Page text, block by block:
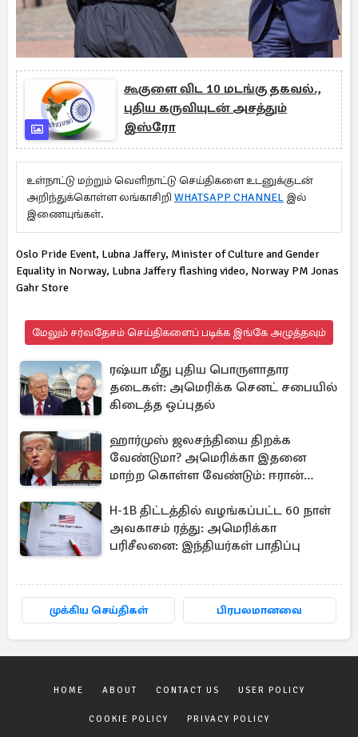
கூகுளை விட 10 மடங்கு தகவல்.,
புதிய கருவியுடன் அசத்தும்
இஸ்ரோ
உள்நாட்டு மற்றும் வெளிநாட்டு செய்திகளை உடனுக்குடன்
அறிந்துக்கொள்ள லங்காசிறி WHATSAPP CHANNEL இல்
இணையுங்கள்.
Oslo Pride Event, Lubna Jaffery, Minister of Culture and Gender
Equality in Norway, Lubna Jaffery flashing video, Norway PM Jonas
Gahr Store
மேலும் சர்வதேசம் செய்திகளைப் படிக்க இங்கே அழுத்தவும்
ரஷ்யா மீது புதிய பொருளாதார
தடைகள்: அமெரிக்க செனட் சபையில்
கிடைத்த ஒப்புதல்
ஹார்முஸ் ஜலசந்தியை திறக்க
வேண்டுமா? அமெரிக்கா இதனை
மாற்ற கொள்ள வேண்டும்: ஈரான்
H-1B திட்டத்தில் வழங்கப்பட்ட 60 நாள்
அவகாசம் ரத்து: அமெரிக்கா
பரிசீலனை: இந்தியர்கள் பாதிப்பு
முக்கிய செய்திகள் பிரபலமானவை
HOME ABOUT CONTACT US USER POLICY
COOKIE POLICY PRIVACY POLICY